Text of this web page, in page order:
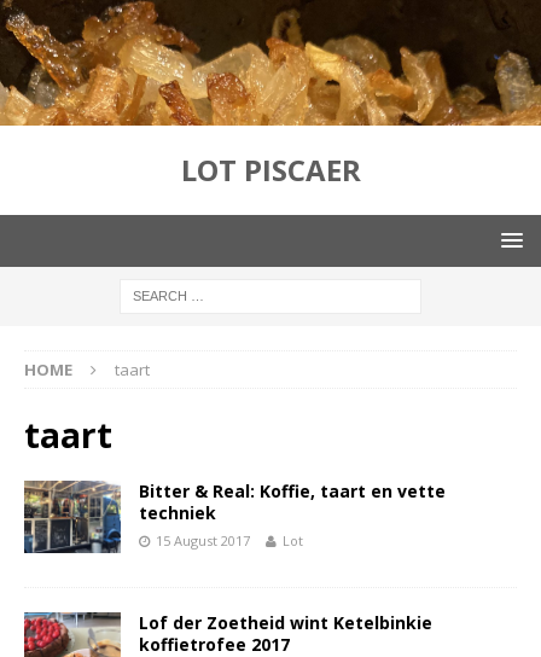
LOT PISCAER
HOME taart
taart
Bitter & Real: Koffie, taart en vette
techniek
15 August 2017 Lot
Lof der Zoetheid wint Ketelbinkie
koffietrofee 2017